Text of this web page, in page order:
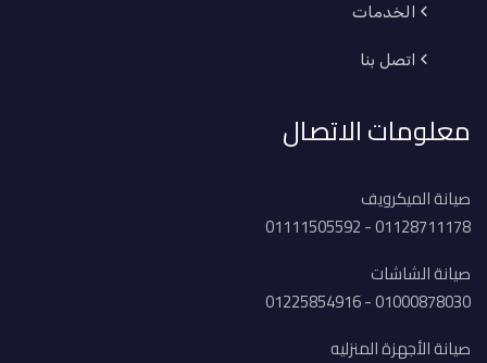
الخدمات
اتصل بنا
معلومات الاتصال
صيانة الميكرويف
01128711178 - 01111505592
صيانة الشاشات
01000878030 - 01225854916
صيانة الأجهزة المنزليه